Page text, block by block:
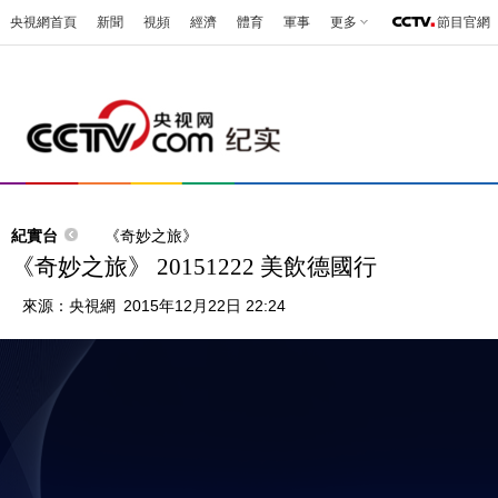
央視網首頁 新聞 視頻 經濟 體育 軍事 更多 節目官網
紀實台 《奇妙之旅》
《奇妙之旅》 20151222 美飲德國行
來源： 央視網 2015年12月22日 22:24